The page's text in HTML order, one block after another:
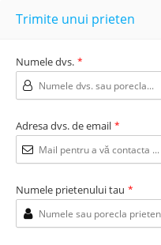
Trimite unui prieten
Numele dvs. *
Adresa dvs. de email *
Numele prietenului tau *